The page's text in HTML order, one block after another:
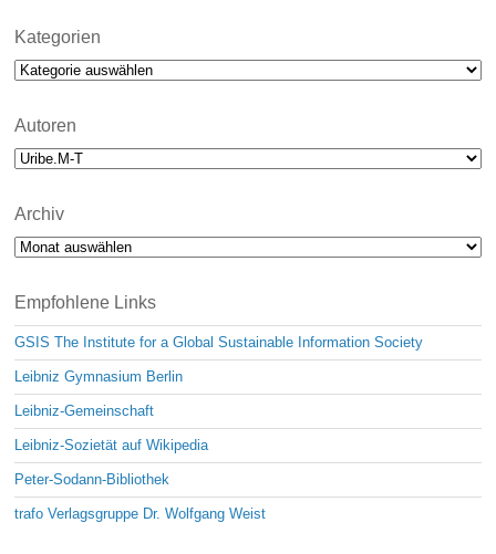
i
e
Kategorien
Kategorien
Autoren
Archiv
Archiv
Empfohlene Links
GSIS The Institute for a Global Sustainable Information Society
Leibniz Gymnasium Berlin
Leibniz-Gemeinschaft
Leibniz-Sozietät auf Wikipedia
Peter-Sodann-Bibliothek
trafo Verlagsgruppe Dr. Wolfgang Weist